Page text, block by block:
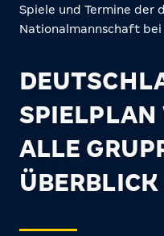
Spiele und Termine der
Nationalmannschaft bei
ALLE
ÜBERBLICK